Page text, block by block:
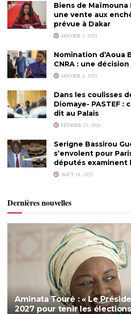
Biens de Maïmouna
une vente aux
prévue à Dakar
JANVIER 1, 2025
Nomination d’Aoua
CNRA : une
JANVIER 4, 2025
Dans les coulisses
Diomaye- PASTEF :
dit au Palais
FÉVRIER 23, 2026
Serigne Bassirou
s’envolent pour
députés examinent
AOÛT 18, 2025
Dernières nouvelles
Aminata Touré : « Le
2027 pour tenir les